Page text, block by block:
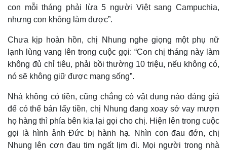
con mỗi tháng phải lừa 5 người Việt sang Campuchia,
nhưng con không làm được”.
Chưa kịp hoàn hồn, chị Nhung nghe giọng một phụ nữ
lạnh lùng vang lên trong cuộc gọi: “Con chị tháng này làm
không đủ chỉ tiêu, phải bồi thường 10 triệu, nếu không có,
nó sẽ không giữ được mạng sống”.
Nhà không có tiền, cũng chẳng có vật dụng nào đáng giá
để có thể bán lấy tiền, chị Nhung đang xoay sở vay mượn
họ hàng thì phía bên kia lại gọi cho chị. Hiện lên trong cuộc
gọi là hình ảnh Đức bị hành hạ. Nhìn con đau đớn, chị
Nhung lên cơn đau tim ngất lịm đi. Mọi người trong nhà